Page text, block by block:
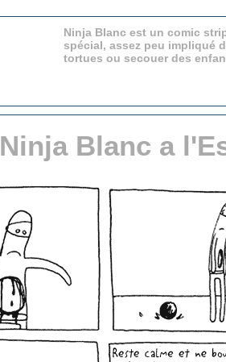
Ninja Blanc est un comic
spécial, assez peu impliqué
tortues ou secouer des
Ninja Blanc a